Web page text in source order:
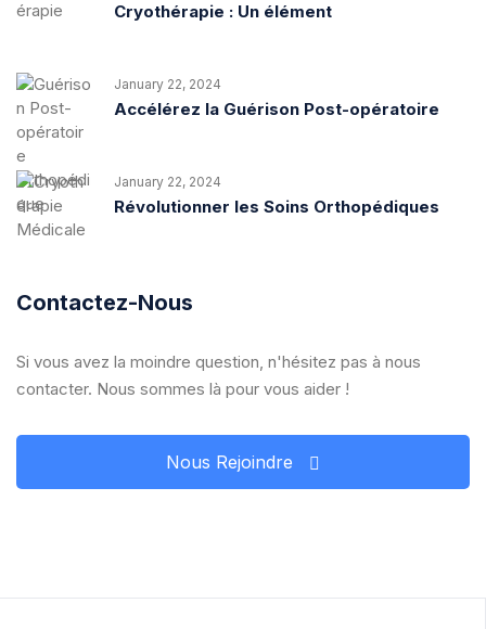
Cryothérapie : Un élément
January 22, 2024
Accélérez la Guérison Post-opératoire
January 22, 2024
Révolutionner les Soins Orthopédiques
Contactez-Nous
Si vous avez la moindre question, n'hésitez pas à nous
contacter. Nous sommes là pour vous aider !
Nous Rejoindre